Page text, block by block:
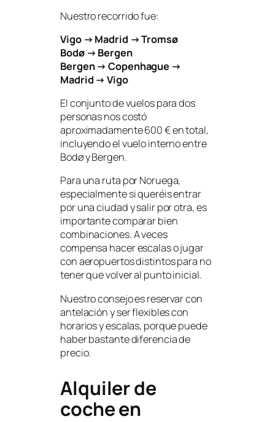
Nuestro recorrido fue:
Vigo → Madrid → Tromsø
Bodø → Bergen
Bergen → Copenhague →
Madrid → Vigo
El conjunto de vuelos para dos
personas nos costó
aproximadamente 600 € en total,
incluyendo el vuelo interno entre
Bodø y Bergen.
Para una ruta por Noruega,
especialmente si queréis entrar
por una ciudad y salir por otra, es
importante comparar bien
combinaciones. A veces
compensa hacer escalas o jugar
con aeropuertos distintos para no
tener que volver al punto inicial.
Nuestro consejo es reservar con
antelación y ser flexibles con
horarios y escalas, porque puede
haber bastante diferencia de
precio.
Alquiler de
coche en